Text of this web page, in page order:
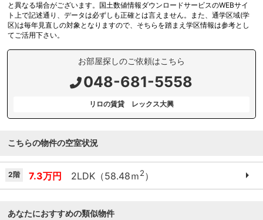
と異なる場合がございます。国土数値情報ダウンロードサービスのWEBサイ
ト上で記述通り、データは必ずしも正確とは言えません。また、通学区域(学
区)は毎年見直しの対象となりますので、そちらを踏まえ学区情報は参考とし
てご活用下さい。
お部屋探しのご依頼はこちら
048-681-5558
リロの賃貸 レックス大興
こちらの物件の空室状況
2階 7.3万円 2LDK（58.48ｍ2）
あなたにおすすめの類似物件